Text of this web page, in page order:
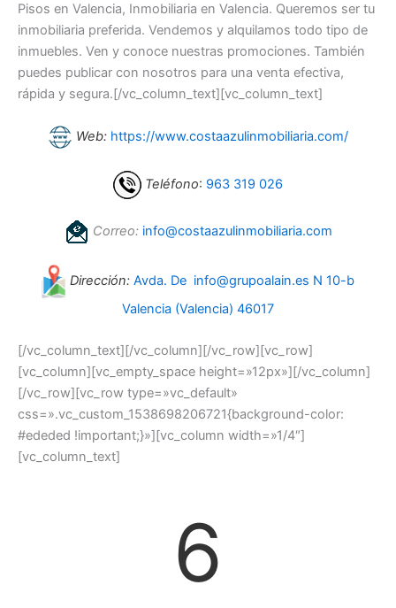
Pisos en Valencia, Inmobiliaria en Valencia. Queremos ser tu
inmobiliaria preferida. Vendemos y alquilamos todo tipo de
inmuebles. Ven y conoce nuestras promociones. También
puedes publicar con nosotros para una venta efectiva,
rápida y segura.[/vc_column_text][vc_column_text]
Web: https://www.costaazulinmobiliaria.com/
Teléfono: 963 319 026
Correo: info@costaazulinmobiliaria.com
Dirección: Avda. De info@grupoalain.es N 10-b
Valencia (Valencia) 46017
[/vc_column_text][/vc_column][/vc_row][vc_row]
[vc_column][vc_empty_space height=»12px»][/vc_column]
[/vc_row][vc_row type=»vc_default»
css=».vc_custom_1538698206721{background-color:
#ededed !important;}»][vc_column width=»1/4″]
[vc_column_text]
6